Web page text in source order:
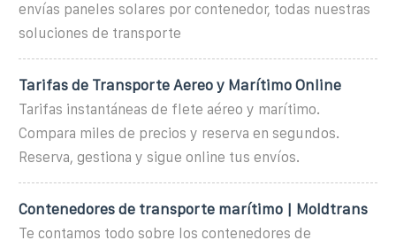
envías paneles solares por contenedor, todas nuestras
soluciones de transporte
Tarifas de Transporte Aereo y Marítimo Online
Tarifas instantáneas de flete aéreo y marítimo.
Compara miles de precios y reserva en segundos.
Reserva, gestiona y sigue online tus envíos.
Contenedores de transporte marítimo | Moldtrans
Te contamos todo sobre los contenedores de